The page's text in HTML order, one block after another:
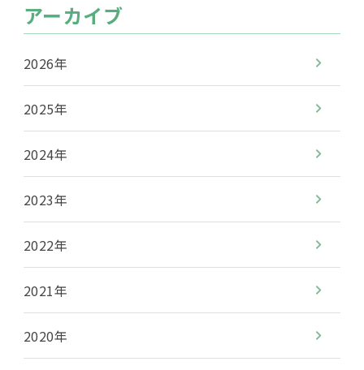
アーカイブ
2026年
2025年
2024年
2023年
2022年
2021年
2020年